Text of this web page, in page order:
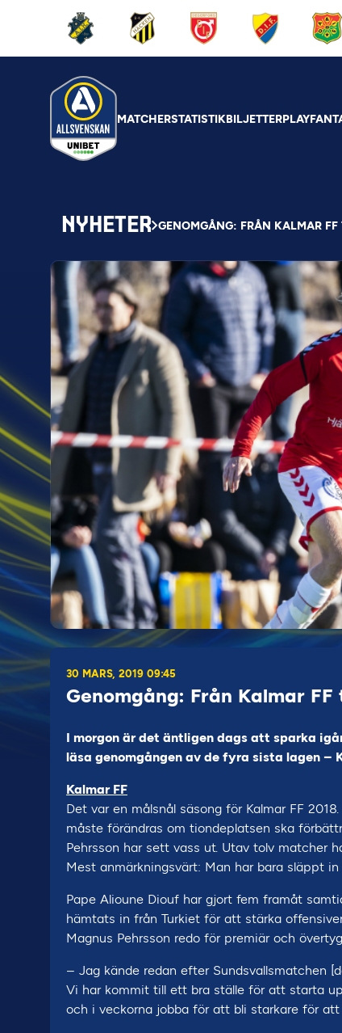
MATCHERSTATISTIKBILJETTERPLAY
NYHETER GENOMGÅNG: FRÅN KALMAR FF
30 MARS, 2019 09:45
Genomgång: Från Kalmar
I morgon är det äntligen dags att sparka
läsa genomgången av de fyra sista lagen –
Kalmar FF
Det var en målsnål säsong för Kalmar FF
måste förändras om tiondeplatsen ska
Pehrsson har sett vass ut. Utav tolv matcher
Mest anmärkningsvärt: Man har bara släppt in
Pape Alioune Diouf har gjort fem framåt
hämtats in från Turkiet för att stärka
Magnus Pehrsson redo för premiär och
– Jag kände redan efter Sundsvallsmatchen
Vi har kommit till ett bra ställe för att starta
och i veckorna jobba för att bli starkare för